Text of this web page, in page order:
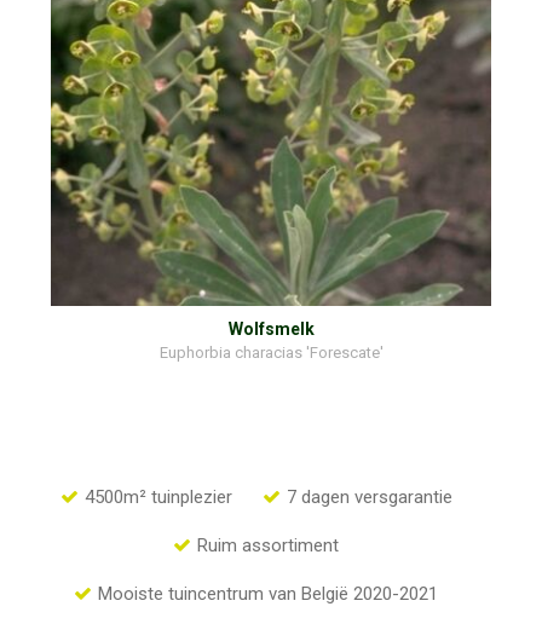
Wolfsmelk
Euphorbia characias 'Forescate'
4500m² tuinplezier 7 dagen versgarantie
Ruim assortiment
Mooiste tuincentrum van België 2020-2021